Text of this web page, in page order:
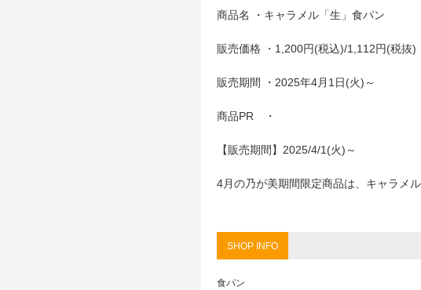
商品名 ・キャラメル「生」食パン
販売価格 ・1,200円(税込)/1,112円(税抜)
販売期間 ・2025年4月1日(火)～
商品PR ・
【販売期間】2025/4/1(火)～
4月の乃が美期間限定商品は、キャラメ
SHOP INFO
食パン